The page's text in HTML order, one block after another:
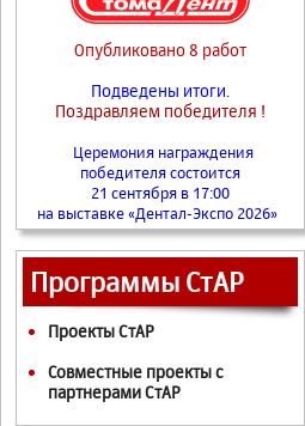
Опубликовано 8 работ
Подведены итоги.
Поздравляем победителя !
Церемония награждения
победителя состоится
21 сентября в 17:00
на выставке «Дентал-Экспо 2026»
Программы СтАР
Проекты СтАР
Совместные проекты с
партнерами СтАР